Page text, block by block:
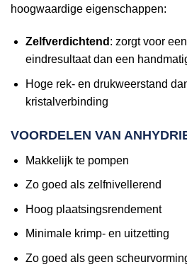
hoogwaardige eigenschappen:
Zelfverdichtend : zorgt voor
eindresultaat dan een
Hoge rek- en drukweerstand
kristalverbinding
VOORDELEN VAN
Makkelijk te pompen
Zo goed als zelfnivellerend
Hoog plaatsingsrendement
Minimale krimp- en uitzetting
Zo goed als geen